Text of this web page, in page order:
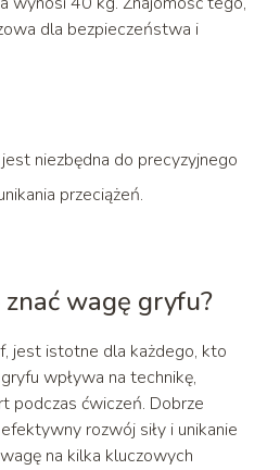
dla bezpieczeństwa i
niezbędna do precyzyjnego
przeciążeń.
wagę gryfu?
jest istotne dla każdego, kto
wpływa na technikę,
podczas ćwiczeń. Dobrze
rozwój siły i unikanie
na kilka kluczowych